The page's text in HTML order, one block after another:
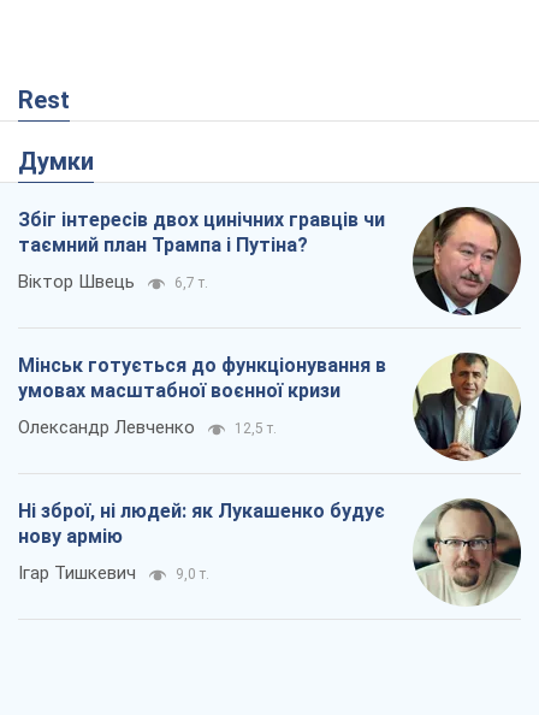
Rest
Думки
Збіг інтересів двох цинічних гравців чи
таємний план Трампа і Путіна?
Віктор Швець 6,7 т.
Мінськ готується до функціонування в
умовах масштабної воєнної кризи
Олександр Левченко 12,5 т.
Ні зброї, ні людей: як Лукашенко будує
нову армію
Ігар Тишкевич 9,0 т.